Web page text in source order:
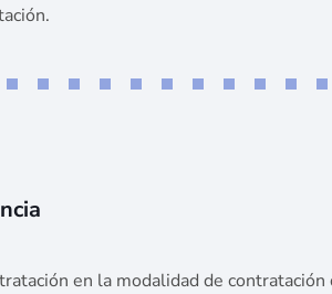
en la modalidad de